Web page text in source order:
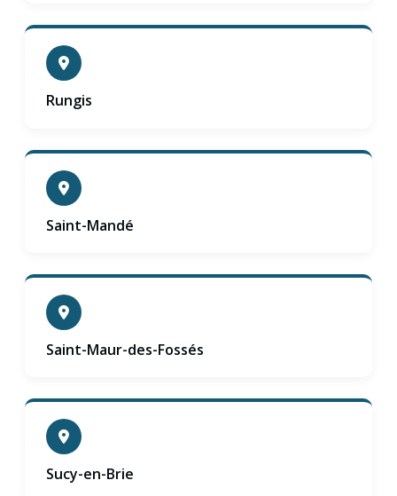
Rungis
Saint-Mandé
Saint-Maur-des-Fossés
Sucy-en-Brie